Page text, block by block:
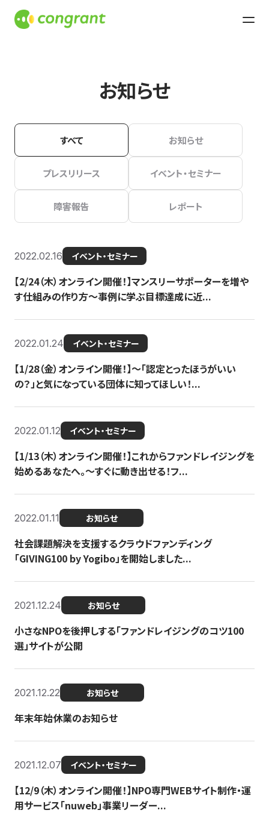
お知らせ
すべて お知らせ
プレスリリース イベント・セミナー
障害報告 レポート
2022.02.16 イベント・セミナー
【2/24（木）オンライン開催！】マンスリーサポーターを増や
す仕組みの作り方〜事例に学ぶ目標達成に近...
2022.01.24 イベント・セミナー
【1/28（金）オンライン開催！】〜「認定とったほうがいい
の？」と気になっている団体に知ってほしい！...
2022.01.12 イベント・セミナー
【1/13（木）オンライン開催！】これからファンドレイジングを
始めるあなたへ。〜すぐに動き出せる！フ...
2022.01.11 お知らせ
社会課題解決を支援するクラウドファンディング
「GIVING100 by Yogibo」を開始しました...
2021.12.24 お知らせ
小さなNPOを後押しする「ファンドレイジングのコツ100
選」サイトが公開
2021.12.22 お知らせ
年末年始休業のお知らせ
2021.12.07 イベント・セミナー
【12/9（木）オンライン開催！】NPO専門WEBサイト制作・運
用サービス「nuweb」事業リーダー...